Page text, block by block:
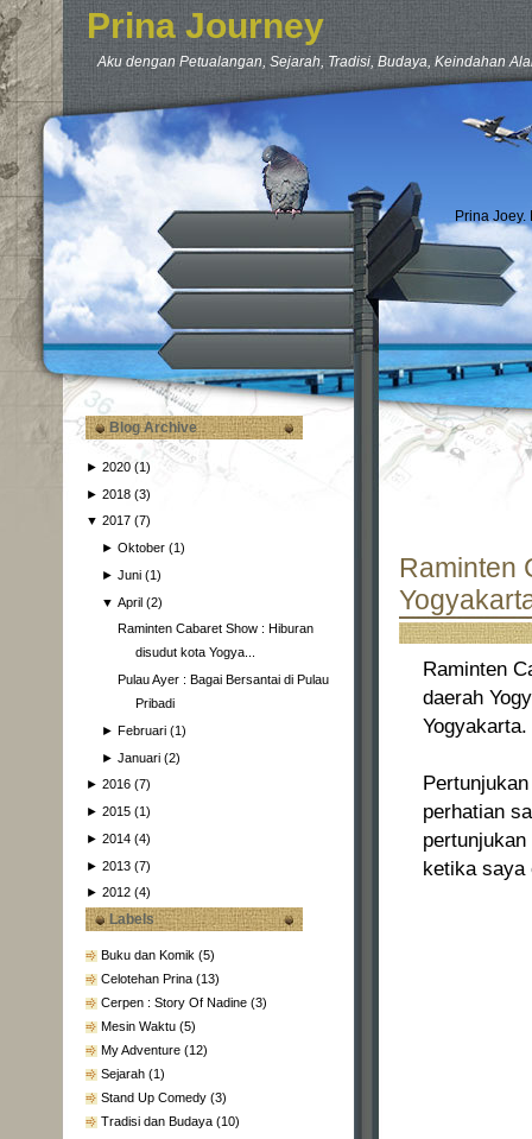
Prina Journey
Aku dengan Petualangan, Sejarah, Tradisi, Budaya, Keindahan
Prina
Blog Archive
► 2020 (1)
► 2018 (3)
▼ 2017 (7)
►Oktober (1)
►Juni (1)
▼April (2)
Raminten Cabaret Show : Hiburan
disudut kota Yogya...
Pulau Ayer : Bagai Bersantai di Pulau
Pribadi
►Februari (1)
►Januari (2)
► 2016 (7)
► 2015 (1)
► 2014 (4)
► 2013 (7)
► 2012 (4)
Labels
Buku dan Komik (5)
Celotehan Prina (13)
Cerpen : Story Of Nadine (3)
Mesin Waktu (5)
My Adventure (12)
Sejarah (1)
Stand Up Comedy (3)
Tradisi dan Budaya (10)
Raminten
Raminten
daerah
Yogyakarta.
perhatian
ketika saya